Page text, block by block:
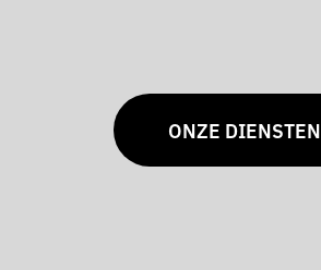
ONZE DIENSTEN